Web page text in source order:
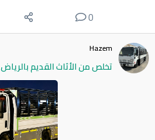
0
Hazem
تخلص من الأثاث القديم بالرياض 0531863941